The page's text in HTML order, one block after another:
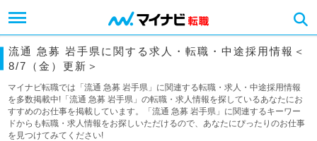
流通 急募 岩手県に関する求人・転職・中途採用情報＜
8/7（金）更新＞
マイナビ転職では「流通 急募 岩手県」に関連する転職・求人・中途採用情報
を多数掲載中!「流通 急募 岩手県」の転職・求人情報を探しているあなたにお
すすめのお仕事を掲載しています。「流通 急募 岩手県」に関連するキーワー
ドからも転職・求人情報をお探しいただけるので、あなたにぴったりのお仕事
を見つけてみてください!